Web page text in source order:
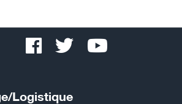
Logistique